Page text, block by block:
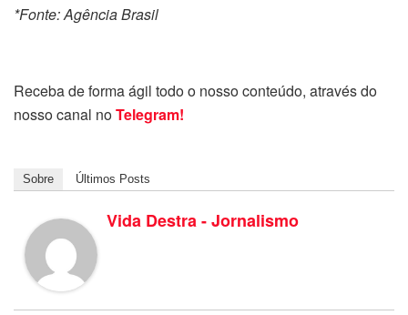
*Fonte: Agência Brasil
Receba de forma ágil todo o nosso conteúdo, através do
nosso canal noTelegram!
Sobre Últimos Posts
Vida Destra - Jornalismo